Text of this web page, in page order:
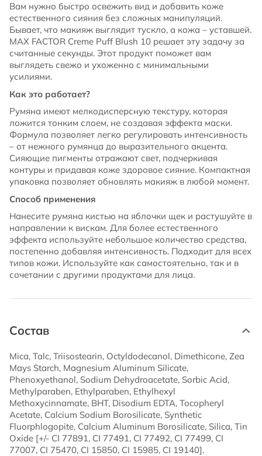
Вам нужно быстро освежить вид и добавить коже
естественного сияния без сложных манипуляций.
Бывает, что макияж выглядит тускло, а кожа – уставшей.
MAX FACTOR Creme Puff Blush 10 решает эту задачу за
считанные секунды. Этот продукт поможет вам
выглядеть свежо и ухоженно с минимальными
усилиями.
Как это работает?
Румяна имеют мелкодисперсную текстуру, которая
ложится тонким слоем, не создавая эффекта маски.
Формула позволяет легко регулировать интенсивность
– от нежного румянца до выразительного акцента.
Сияющие пигменты отражают свет, подчеркивая
контуры и придавая коже здоровое сияние. Компактная
упаковка позволяет обновлять макияж в любой момент.
Способ применения
Нанесите румяна кистью на яблочки щек и растушуйте в
направлении к вискам. Для более естественного
эффекта используйте небольшое количество средства,
постепенно добавляя интенсивность. Подходит для всех
типов кожи. Используйте как самостоятельно, так и в
сочетании с другими продуктами для лица.
Состав
Mica, Talc, Triisostearin, Octyldodecanol, Dimethicone, Zea
Mays Starch, Magnesium Aluminum Silicate,
Phenoxyethanol, Sodium Dehydroacetate, Sorbic Acid,
Methylparaben, Ethylparaben, Ethylhexyl
Methoxycinnamate, BHT, Disodium EDTA, Tocopheryl
Acetate, Calcium Sodium Borosilicate, Synthetic
Fluorphlogopite, Calcium Aluminum Borosilicate, Silica, Tin
Oxide [+/- CI 77891, CI 77491, CI 77492, CI 77499, CI
77007, CI 75470, CI 15850, CI 15985, CI 19140].